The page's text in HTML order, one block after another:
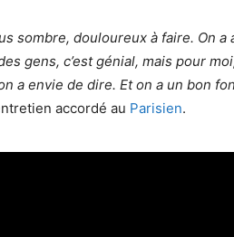
sombre, douloureux à faire. On
gens, c’est génial, mais pour
a envie de dire. Et on a un bon
accordé au Parisien.